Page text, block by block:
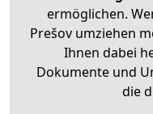
ermöglichen.
Prešov umziehen
Ihnen dabei
Dokumente und
die